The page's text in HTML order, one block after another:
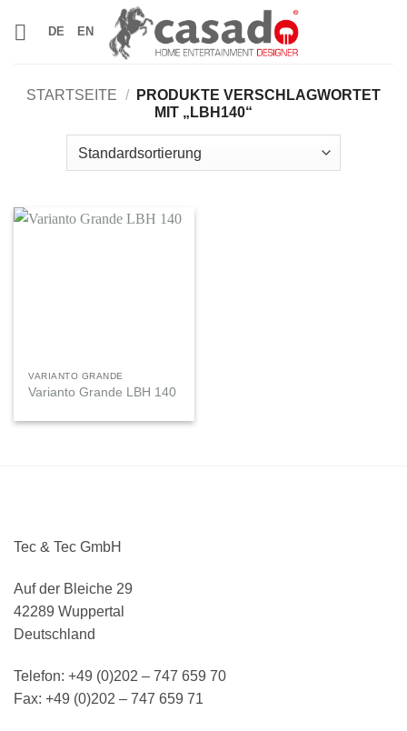
DE EN
STARTSEITE /
PRODUKTE VERSCHLAGWORTET
MIT „LBH140“
VARIANTO GRANDE
Varianto Grande LBH 140
Tec & Tec GmbH
Auf der Bleiche 29
42289 Wuppertal
Deutschland
Telefon: +49 (0)202 – 747 659 70
Fax: +49 (0)202 – 747 659 71